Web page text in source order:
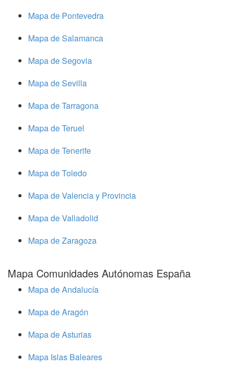
Mapa de Pontevedra
Mapa de Salamanca
Mapa de Segovia
Mapa de Sevilla
Mapa de Tarragona
Mapa de Teruel
Mapa de Tenerife
Mapa de Toledo
Mapa de Valencia y Provincia
Mapa de Valladolid
Mapa de Zaragoza
Mapa Comunidades Autónomas España
Mapa de Andalucía
Mapa de Aragón
Mapa de Asturias
Mapa Islas Baleares